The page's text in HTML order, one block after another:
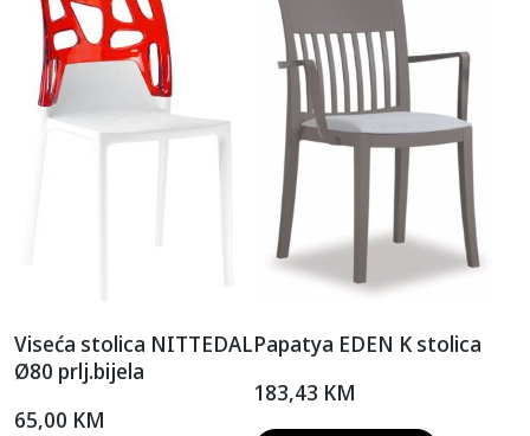
Viseća stolica NITTEDAL
Ø80 prlj.bijela
65,00 KM
Papatya EDEN K stolica
183,43 KM